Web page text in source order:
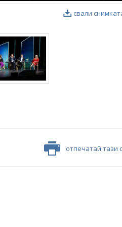
свали
отпечатай тази